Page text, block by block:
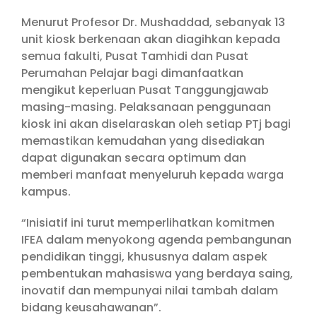
Menurut Profesor Dr. Mushaddad, sebanyak 13
unit kiosk berkenaan akan diagihkan kepada
semua fakulti, Pusat Tamhidi dan Pusat
Perumahan Pelajar bagi dimanfaatkan
mengikut keperluan Pusat Tanggungjawab
masing-masing. Pelaksanaan penggunaan
kiosk ini akan diselaraskan oleh setiap PTj bagi
memastikan kemudahan yang disediakan
dapat digunakan secara optimum dan
memberi manfaat menyeluruh kepada warga
kampus.
“Inisiatif ini turut memperlihatkan komitmen
IFEA dalam menyokong agenda pembangunan
pendidikan tinggi, khususnya dalam aspek
pembentukan mahasiswa yang berdaya saing,
inovatif dan mempunyai nilai tambah dalam
bidang keusahawanan”.